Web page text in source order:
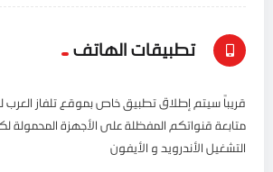
تطبيقات الهاتف
قريباً سيتم إطلاق تطبيق خاص بموقع تلفاز العرب
متابعة قنواتكم المفظلة على الأجهزة
التشغيل الأندرويد و الأيفون